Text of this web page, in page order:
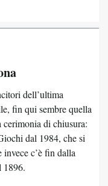
dell’ultima
fin qui sembre quella
di chiusura:
dal 1984, che si
c’è fin dalla
1896.